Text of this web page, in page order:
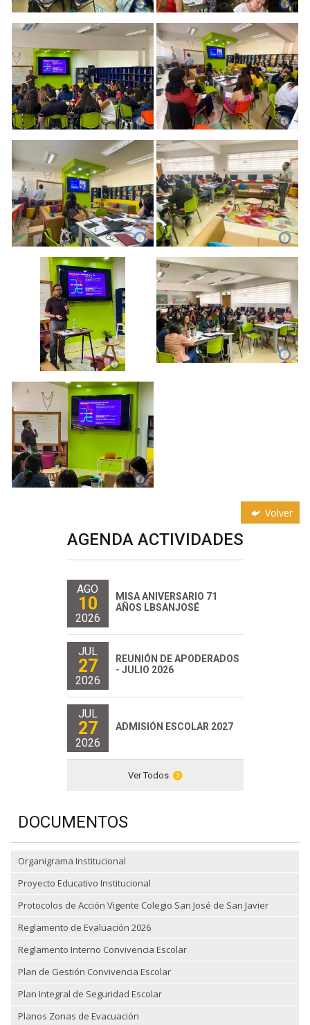
Volver
AGENDA ACTIVIDADES
AGO
10
2026
MISA ANIVERSARIO 71
AÑOS LBSANJOSÉ
JUL
27
2026
REUNIÓN DE APODERADOS
- JULIO 2026
JUL
27
2026
ADMISIÓN ESCOLAR 2027
Ver Todos
DOCUMENTOS
Organigrama Institucional
Proyecto Educativo Institucional
Protocolos de Acción Vigente Colegio San José de San Javier
Reglamento de Evaluación 2026
Reglamento Interno Convivencia Escolar
Plan de Gestión Convivencia Escolar
Plan Integral de Seguridad Escolar
Planos Zonas de Evacuación